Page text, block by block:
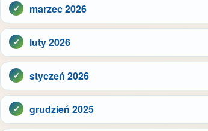
marzec 2026
luty 2026
styczeń 2026
grudzień 2025